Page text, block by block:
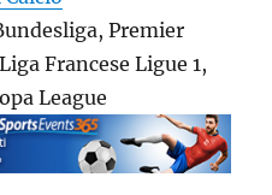
Premier
Francese Ligue 1,
League